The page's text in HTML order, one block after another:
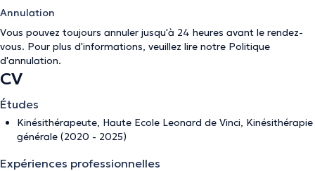
Annulation
Vous pouvez toujours annuler jusqu'à 24 heures avant le rendez-
vous. Pour plus d'informations, veuillez lire notre Politique
d'annulation.
CV
Études
Kinésithérapeute, Haute Ecole Leonard de Vinci, Kinésithérapie
générale (2020 - 2025)
Expériences professionnelles